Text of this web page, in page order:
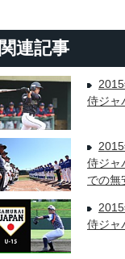
関連記事
侍ジャ
侍ジャ
での無
侍ジャ